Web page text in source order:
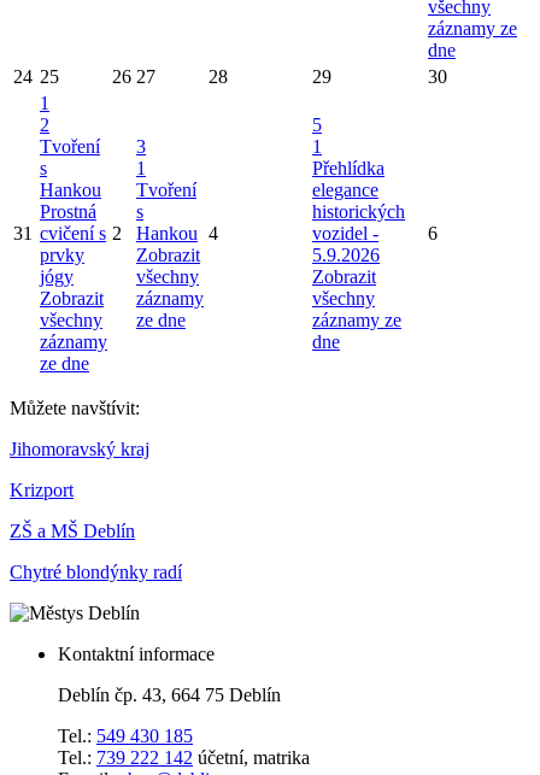
všechny
záznamy ze
dne
24 25 26 27 28 29 30
31
1
2
Tvoření
s
Hankou
Prostná
cvičení s
prvky
jógy
Zobrazit
všechny
záznamy
ze dne
2
3
1
Tvoření
s
Hankou
Zobrazit
všechny
záznamy
ze dne
4
5
1
Přehlídka
elegance
historických
vozidel -
5.9.2026
Zobrazit
všechny
záznamy ze
dne
6
Můžete navštívit:
Jihomoravský kraj
Krizport
ZŠ a MŠ Deblín
Chytré blondýnky radí
Kontaktní informace
Deblín čp. 43, 664 75 Deblín
Tel.: 549 430 185
Tel.: 739 222 142 účetní, matrika